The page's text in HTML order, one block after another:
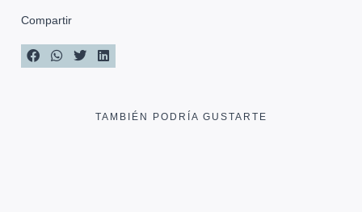
Compartir
TAMBIÉN PODRÍA GUSTARTE